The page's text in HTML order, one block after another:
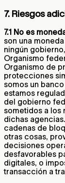
7. Riesgos
7.1 No es
son una
ningún
Organismo
Organismo de
protecciones
somos un
estamos
del gobierno
sometidos a los
dichas
cadenas de
otras cosas,
decisiones
desfavorables
digitales, o
transacción a